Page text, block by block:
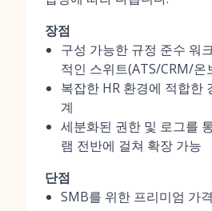
장점
구성 가능한 규정 준수 워
적인 스위트(ATS/CRM/온
복잡한 HR 환경에 적합한
계
세분화된 권한 및 로그를
램 전반에 걸쳐 확장 가능
단점
SMB를 위한 프리미엄 가격